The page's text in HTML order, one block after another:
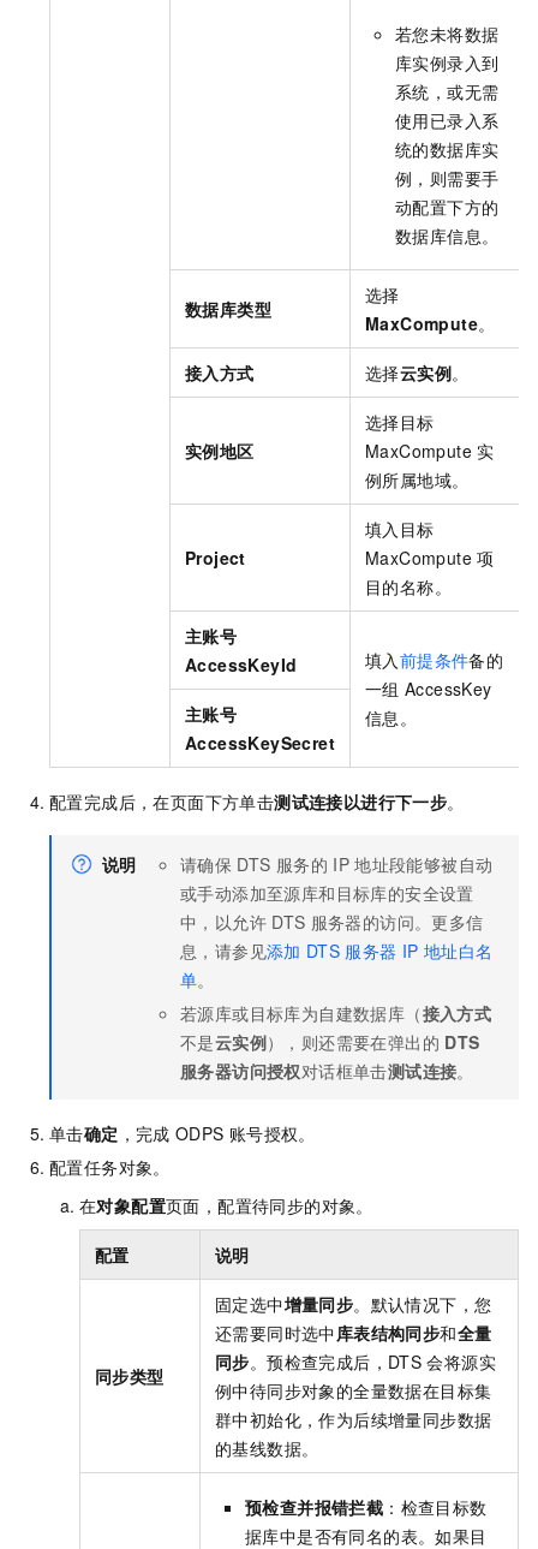
若您未将数据
库实例录入到
系统，或无需
使用已录入系
统的数据库实
例，则需要手
动配置下方的
数据库信息。
数据库类型
选择
MaxCompute。
接入方式 选择云实例。
实例地区
选择目标
MaxCompute 实
例所属地域。
Project
填入目标
MaxCompute 项
目的名称。
主账号
AccessKeyId
填入 前提条件备的
一组 AccessKey
信息。
主账号
AccessKeySecret
配置完成后，在页面下方单击测试连接以进行下一步。
说明 请确保 DTS 服务的 IP 地址段能够被自动
或手动添加至源库和目标库的安全设置
中，以允许 DTS 服务器的访问。更多信
息，请参见添加 DTS 服务器 IP 地址白名
单。
若源库或目标库为自建数据库（接入方式
不是云实例），则还需要在弹出的 DTS
服务器访问授权对话框单击测试连接。
单击确定 ，完成 ODPS 账号授权。
配置任务对象。
在对象配置页面，配置待同步的对象。
配置 说明
同步类型
固定选中增量同步。默认情况下，您
还需要同时选中库表结构同步和全量
同步。预检查完成后，DTS 会将源实
例中待同步对象的全量数据在目标集
群中初始化，作为后续增量同步数据
的基线数据。
预检查并报错拦截 ：检查目标数
据库中是否有同名的表。如果目